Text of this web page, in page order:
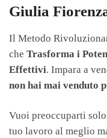
Giulia
Il Metodo
che Trasforma i
Effettivi. Impara a
non hai mai venduto
Vuoi preoccuparti
tuo lavoro al meglio